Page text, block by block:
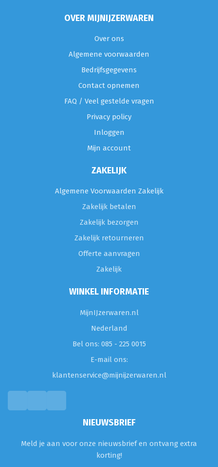
OVER MIJNIJZERWAREN
Over ons
Algemene voorwaarden
Bedrijfsgegevens
Contact opnemen
FAQ / Veel gestelde vragen
Privacy policy
Inloggen
Mijn account
ZAKELIJK
Algemene Voorwaarden Zakelijk
Zakelijk betalen
Zakelijk bezorgen
Zakelijk retourneren
Offerte aanvragen
Zakelijk
WINKEL INFORMATIE
MijnIJzerwaren.nl
Nederland
Bel ons: 085 - 225 0015
E-mail ons:
klantenservice@mijnijzerwaren.nl
NIEUWSBRIEF
Meld je aan voor onze nieuwsbrief en ontvang extra
korting!